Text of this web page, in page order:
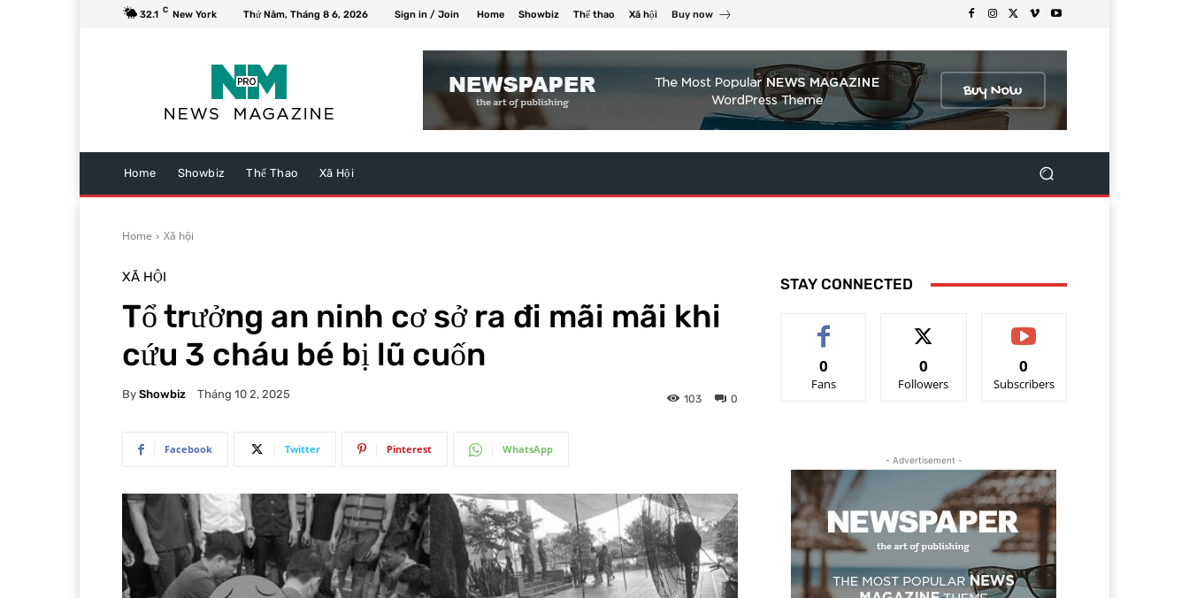
32.1 C New York Thứ Năm, Tháng 8 6, 2026 Sign in / Join Home Showbiz Thể thao Xã hội Buy now
Home Showbiz Thể Thao Xã Hội
Home Xã hội
XÃ HỘI
Tổ trưởng an ninh cơ sở ra đi mãi mãi khi
cứu 3 cháu bé bị lũ cuốn
By Showbiz Tháng 10 2, 2025 0
103
Facebook Twitter Pinterest WhatsApp
STAY CONNECTED
0
Fans
0
Followers
0
Subscribers
- Advertisement -